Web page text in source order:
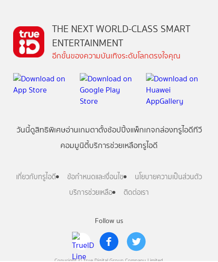
Follow us
Copyright © True Digital Group Company Limited.
THE NEXT WORLD-CLASS SMART
ENTERTAINMENT
อีกขั้นของความบันเทิงระดับโลกตรงใจคุณ
วันนี้ดูสิทธิพิเศษอ่านเกมตาตั้งช้อปปิ้งแพ็กเกจกล่องทรูไอดีทีวี
คอมมูนิตี้บริการช่วยเหลือทรูไอดี
เกี่ยวกับทรูไอดี ข้อกำหนดและเงื่อนไข
นโยบายความเป็นส่วนตัว
บริการช่วยเหลือ
ติดต่อเรา